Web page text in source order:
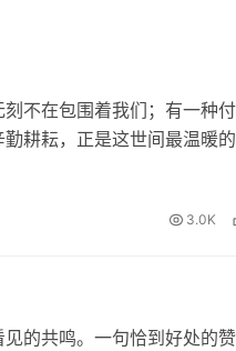
不在包围着我们；有一种
耕耘，正是这世间最温暖的
3.0K
的共鸣。一句恰到好处的赞